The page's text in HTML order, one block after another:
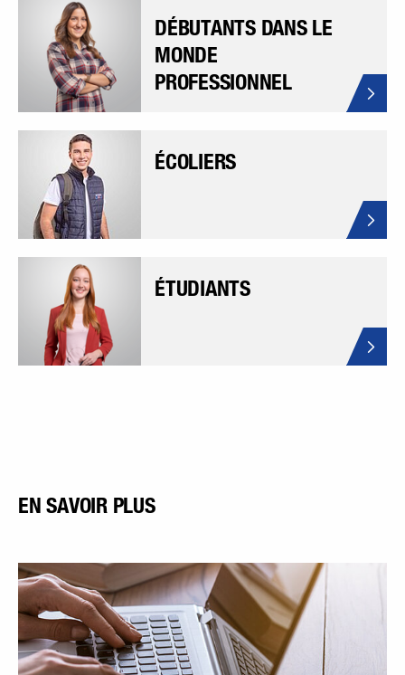
DÉBUTANTS DANS LE
MONDE
PROFESSIONNEL
ÉCOLIERS
ÉTUDIANTS
EN SAVOIR PLUS